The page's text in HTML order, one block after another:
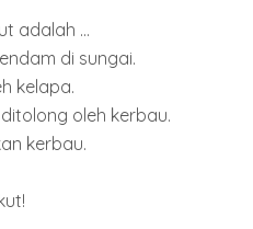
adalah ...
di sungai.
kelapa.
oleh kerbau.
kerbau.